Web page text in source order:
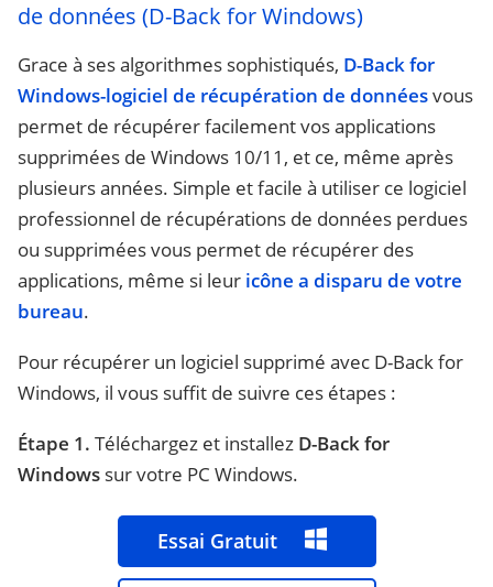
de données (D-Back for Windows)
Grace à ses algorithmes sophistiqués, D-Back for
Windows-logiciel de récupération de donnéesvous
permet de récupérer facilement vos applications
supprimées de Windows 10/11, et ce, même après
plusieurs années. Simple et facile à utiliser ce logiciel
professionnel de récupérations de données perdues
ou supprimées vous permet de récupérer des
applications, même si leur icône a disparu de votre
bureau.
Pour récupérer un logiciel supprimé avec D-Back for
Windows, il vous suffit de suivre ces étapes :
Étape 1. Téléchargez et installez D-Back for
Windows sur votre PC Windows.
Essai Gratuit